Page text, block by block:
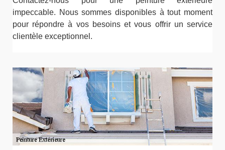
impeccable. Nous sommes disponibles à tout moment
pour répondre à vos besoins et vous offrir un service
clientèle exceptionnel.